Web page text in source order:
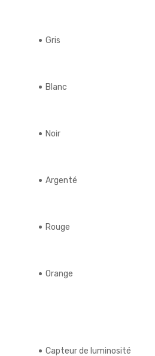
Gris
Blanc
Noir
Argenté
Rouge
Orange
Capteur de luminosité